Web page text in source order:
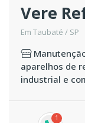
Vere
Em Taubaté / SP
aparelhos de
industrial e
1